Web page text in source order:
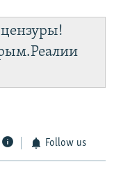
Follow us